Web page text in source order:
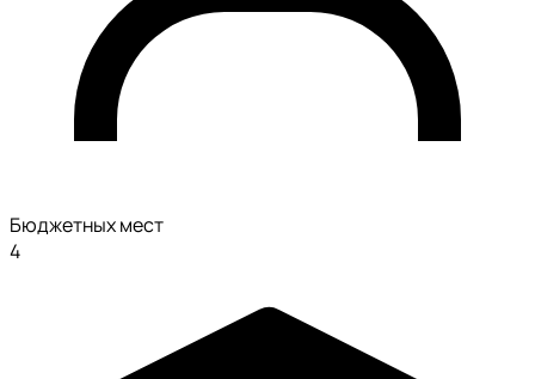
Бюджетных мест
4